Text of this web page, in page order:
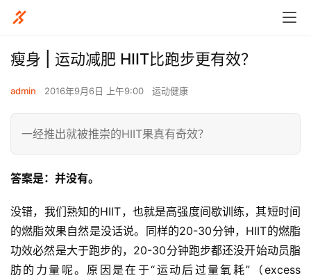
瘦身 | 运动减肥 HIIT比跑步更有效？
admin 2016年9月6日 上午9:00 运动健康
一经推出就被推崇的HIIT果真有奇效？
答案是：并没有。
没错，我们熟知的HIIT，也就是高强度间歇训练，其短时间
的燃脂效果自然是没话说。同样的20-30分钟，HIIT的燃脂
功效必然是大于跑步的，20-30分钟跑步都还没开始动员脂
肪的力量呢。原因是在于“运动后过量氧耗”（excess